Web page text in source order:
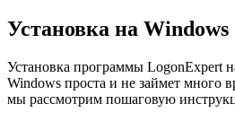
Установка на Windows
Установка программы LogonExpert
Windows проста и не займет много
мы рассмотрим пошаговую